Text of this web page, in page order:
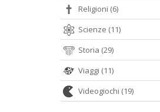
Religioni (6)
Scienze (11)
Storia (29)
Viaggi (11)
Videogiochi (19)